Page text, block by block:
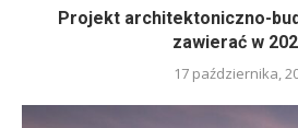
Projekt architektoniczno-
zawierać w
17 października,